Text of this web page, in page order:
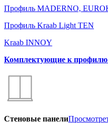
Профиль MADERNO,
Профиль Kraab Light TEN
Kraab INNOY
Комплектующие к профилю
Стеновые панели